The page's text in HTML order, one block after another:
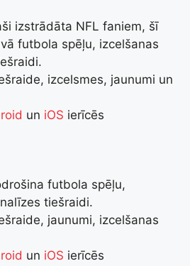
izstrādāta NFL faniem, šī
futbola spēļu, izcelšanas
izcelsmes, jaunumi un
un iOS ierīcēs
futbola spēļu,
tiešraidi.
jaunumi, izcelšanas
un iOS ierīcēs